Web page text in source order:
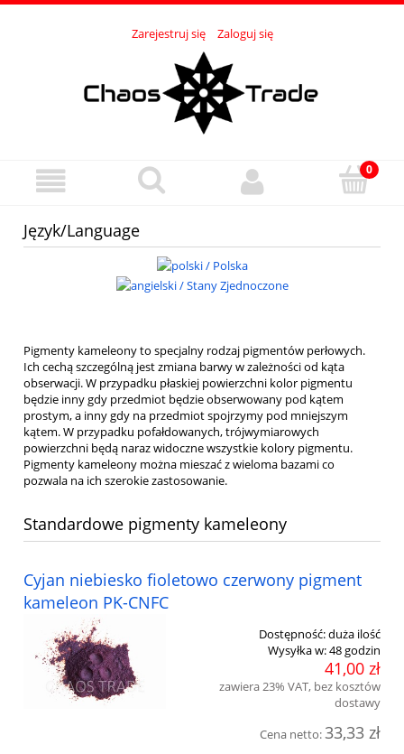
Zarejestruj się Zaloguj się
Język/Language
Pigmenty kameleony to specjalny rodzaj pigmentów perłowych.
Ich cechą szczególną jest zmiana barwy w zależności od kąta
obserwacji. W przypadku płaskiej powierzchni kolor pigmentu
będzie inny gdy przedmiot będzie obserwowany pod kątem
prostym, a inny gdy na przedmiot spojrzymy pod mniejszym
kątem. W przypadku pofałdowanych, trójwymiarowych
powierzchni będą naraz widoczne wszystkie kolory pigmentu.
Pigmenty kameleony można mieszać z wieloma bazami co
pozwala na ich szerokie zastosowanie.
Standardowe pigmenty kameleony
Cyjan niebiesko fioletowo czerwony pigment
kameleon PK-CNFC
Dostępność:duża ilość
Wysyłka w:48 godzin
41,00 zł
zawiera 23% VAT, bez kosztów
dostawy
Cena netto:33,33 zł